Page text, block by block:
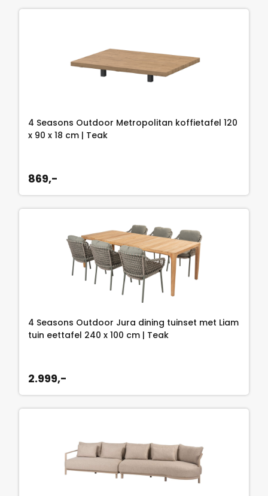
4 Seasons Outdoor Metropolitan koffietafel 120
x 90 x 18 cm | Teak
869,-
4 Seasons Outdoor Jura dining tuinset met Liam
tuin eettafel 240 x 100 cm | Teak
2.999,-